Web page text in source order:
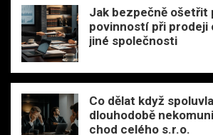
Jak bezpečně ošetřit
povinností při prodeji
jiné společnosti
Co dělat když
dlouhodobě
chod celého s.r.o.